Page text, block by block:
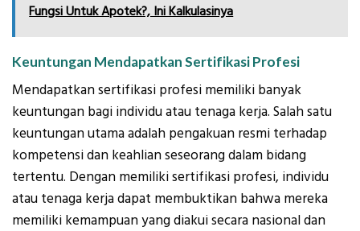
Fungsi Untuk Apotek?, Ini Kalkulasinya
Keuntungan Mendapatkan Sertifikasi Profesi
Mendapatkan sertifikasi profesi memiliki banyak
keuntungan bagi individu atau tenaga kerja. Salah satu
keuntungan utama adalah pengakuan resmi terhadap
kompetensi dan keahlian seseorang dalam bidang
tertentu. Dengan memiliki sertifikasi profesi, individu
atau tenaga kerja dapat membuktikan bahwa mereka
memiliki kemampuan yang diakui secara nasional dan